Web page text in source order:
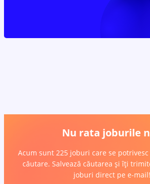
Nu rata joburile
Acum sunt 225 joburi care se
căutare. Salvează căutarea și îți
joburi direct pe e-mail!